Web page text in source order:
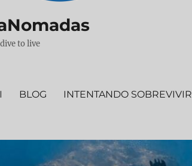
to live
BLOG INTENTANDO SOBREVIVIR